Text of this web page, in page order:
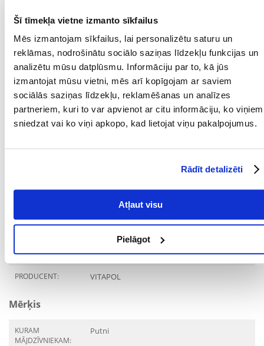
Šī tīmekļa vietne izmanto sīkfailus
Mēs izmantojam sīkfailus, lai personalizētu saturu un
reklāmas, nodrošinātu sociālo saziņas līdzekļu funkcijas un
analizētu mūsu datplūsmu. Informāciju par to, kā jūs
izmantojat mūsu vietni, mēs arī kopīgojam ar saviem
sociālās saziņas līdzekļu, reklamēšanas un analīzes
partneriem, kuri to var apvienot ar citu informāciju, ko viņiem
sniedzat vai ko viņi apkopo, kad lietojat viņu pakalpojumus.
Rādīt detalizēti
Atļaut visu
Pielāgot
saflora sēklas, kaņepju sēklas, baltās saulespuķu sēklas, plūškoka
ogas, apelsīna miziņas, žāvēti āboli, kviešu milti.
Analītisko komponentu saturs
jēlproteīns % (min) : 9,7
neapstrādātas eļļas un tauki % (min) : 5,7
jēlšķiedra % (max) : 6,5
jēlpelni % (max) : 6,4
(KG):
VESELĪBAI:
Vitamīnu piegāde
Vidējiem un lieliem
putniem
PRODUCENT: VITAPOL
Mērķis
KURAM
MĀJDZĪVNIEKAM:
Putni